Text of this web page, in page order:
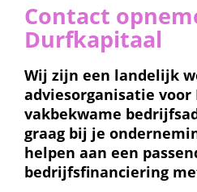
Contact
Durfkapitaal
Wij zijn een landelijk
adviesorganisatie
vakbekwame
graag bij je
helpen aan een
bedrijfsfinanciering